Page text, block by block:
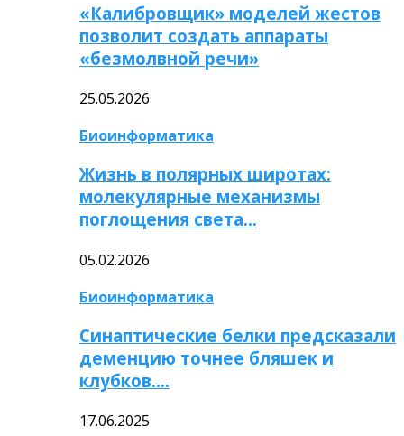
«Калибровщик» моделей жестов
позволит создать аппараты
«безмолвной речи»
25.05.2026
Биоинформатика
Жизнь в полярных широтах:
молекулярные механизмы
поглощения света…
05.02.2026
Биоинформатика
Синаптические белки предсказали
деменцию точнее бляшек и
клубков….
17.06.2025